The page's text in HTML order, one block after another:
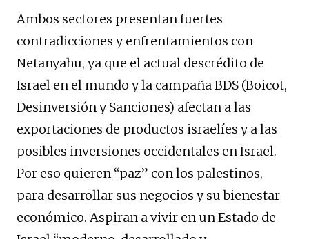
Ambos sectores presentan fuertes
contradicciones y enfrentamientos con
Netanyahu, ya que el actual descrédito de
Israel en el mundo y la campaña BDS (Boicot,
Desinversión y Sanciones) afectan a las
exportaciones de productos israelíes y a las
posibles inversiones occidentales en Israel.
Por eso quieren “paz” con los palestinos,
para desarrollar sus negocios y su bienestar
económico. Aspiran a vivir en un Estado de